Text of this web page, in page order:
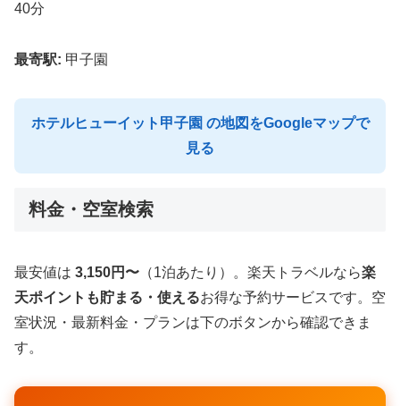
40分
最寄駅: 甲子園
ホテルヒューイット甲子園 の地図をGoogleマップで
見る
料金・空室検索
最安値は 3,150円〜 （1泊あたり）。楽天トラベルなら楽
天ポイントも貯まる・使えるお得な予約サービスです。空
室状況・最新料金・プランは下のボタンから確認できま
す。